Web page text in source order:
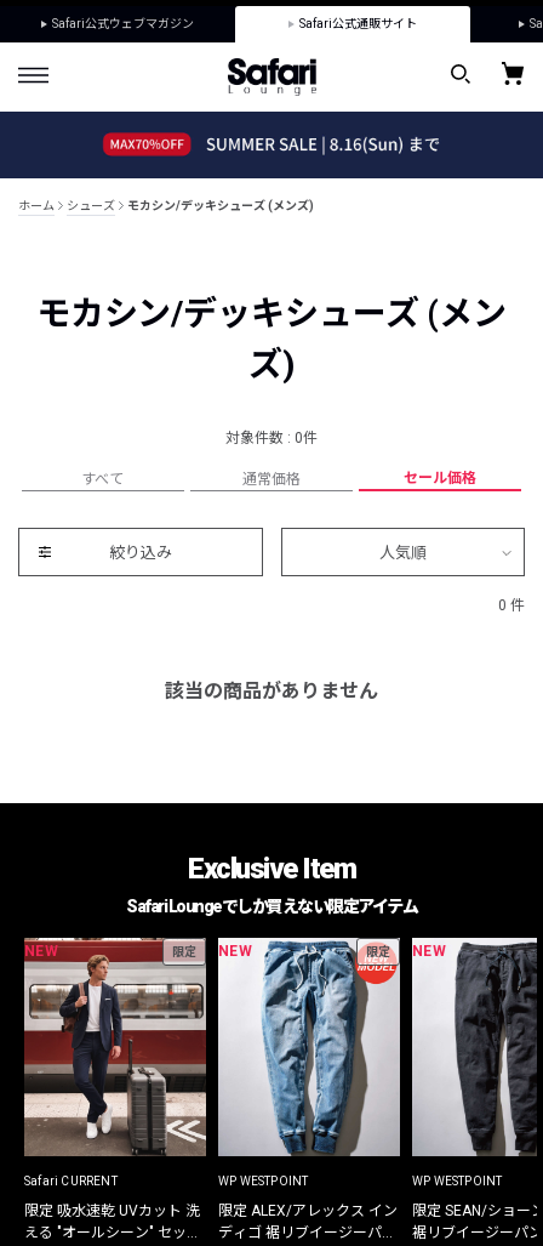
Safari公式ウェブマガジン Safari公式通販サイト
ホーム シューズ モカシン/デッキシューズ (メンズ)
モカシン/デッキシューズ (メン
ズ)
対象件数 : 0件
すべて 通常価格 セール価格
絞り込み 人気順
0 件
該当の商品がありません
Exclusive Item
Safari Loungeでしか買えない限定アイテム
NEW 限定
Safari CURRENT
限定 吸水速乾 UVカット 洗
える "オールシーン" セット
NEW 限定
WP WESTPOINT
限定 ALEX/アレックス イン
ディゴ 裾リブイージーパン
NEW
WP WESTPOINT
限定 SEAN/ショー
裾リブイージーパ